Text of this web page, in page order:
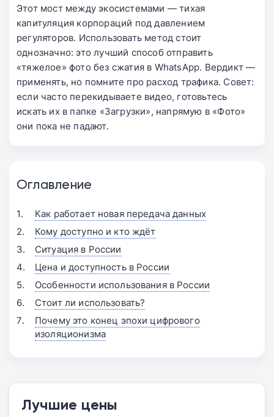
Этот мост между экосистемами — тихая
капитуляция корпораций под давлением
регуляторов. Использовать метод стоит
однозначно: это лучший способ отправить
«тяжелое» фото без сжатия в WhatsApp. Вердикт —
применять, но помните про расход трафика. Совет:
если часто перекидываете видео, готовьтесь
искать их в папке «Загрузки», напрямую в «Фото»
они пока не падают.
Оглавление
Как работает новая передача данных
Кому доступно и кто ждёт
Ситуация в России
Цена и доступность в России
Особенности использования в России
Стоит ли использовать?
Почему это конец эпохи цифрового
изоляционизма
Лучшие цены